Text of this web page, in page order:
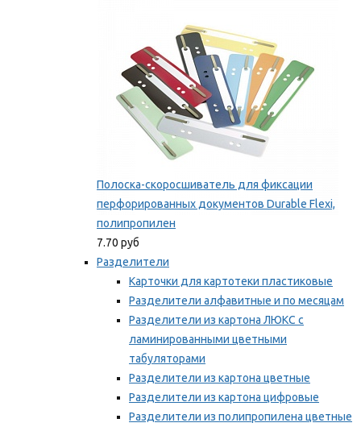
Полоска-скоросшиватель для фиксации
перфорированных документов Durable Flexi,
полипропилен
7.70 руб
Разделители
Карточки для картотеки пластиковые
Разделители алфавитные и по месяцам
Разделители из картона ЛЮКС с
ламинированными цветными
табуляторами
Разделители из картона цветные
Разделители из картона цифровые
Разделители из полипропилена цветные